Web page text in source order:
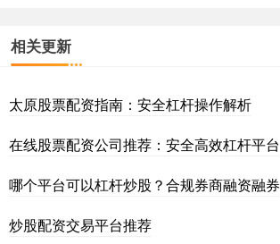
相关更新
太原股票配资指南：安全杠杆操作解析
在线股票配资公司推荐：安全高效杠杆平台
哪个平台可以杠杆炒股？合规券商融资融券
炒股配资交易平台推荐